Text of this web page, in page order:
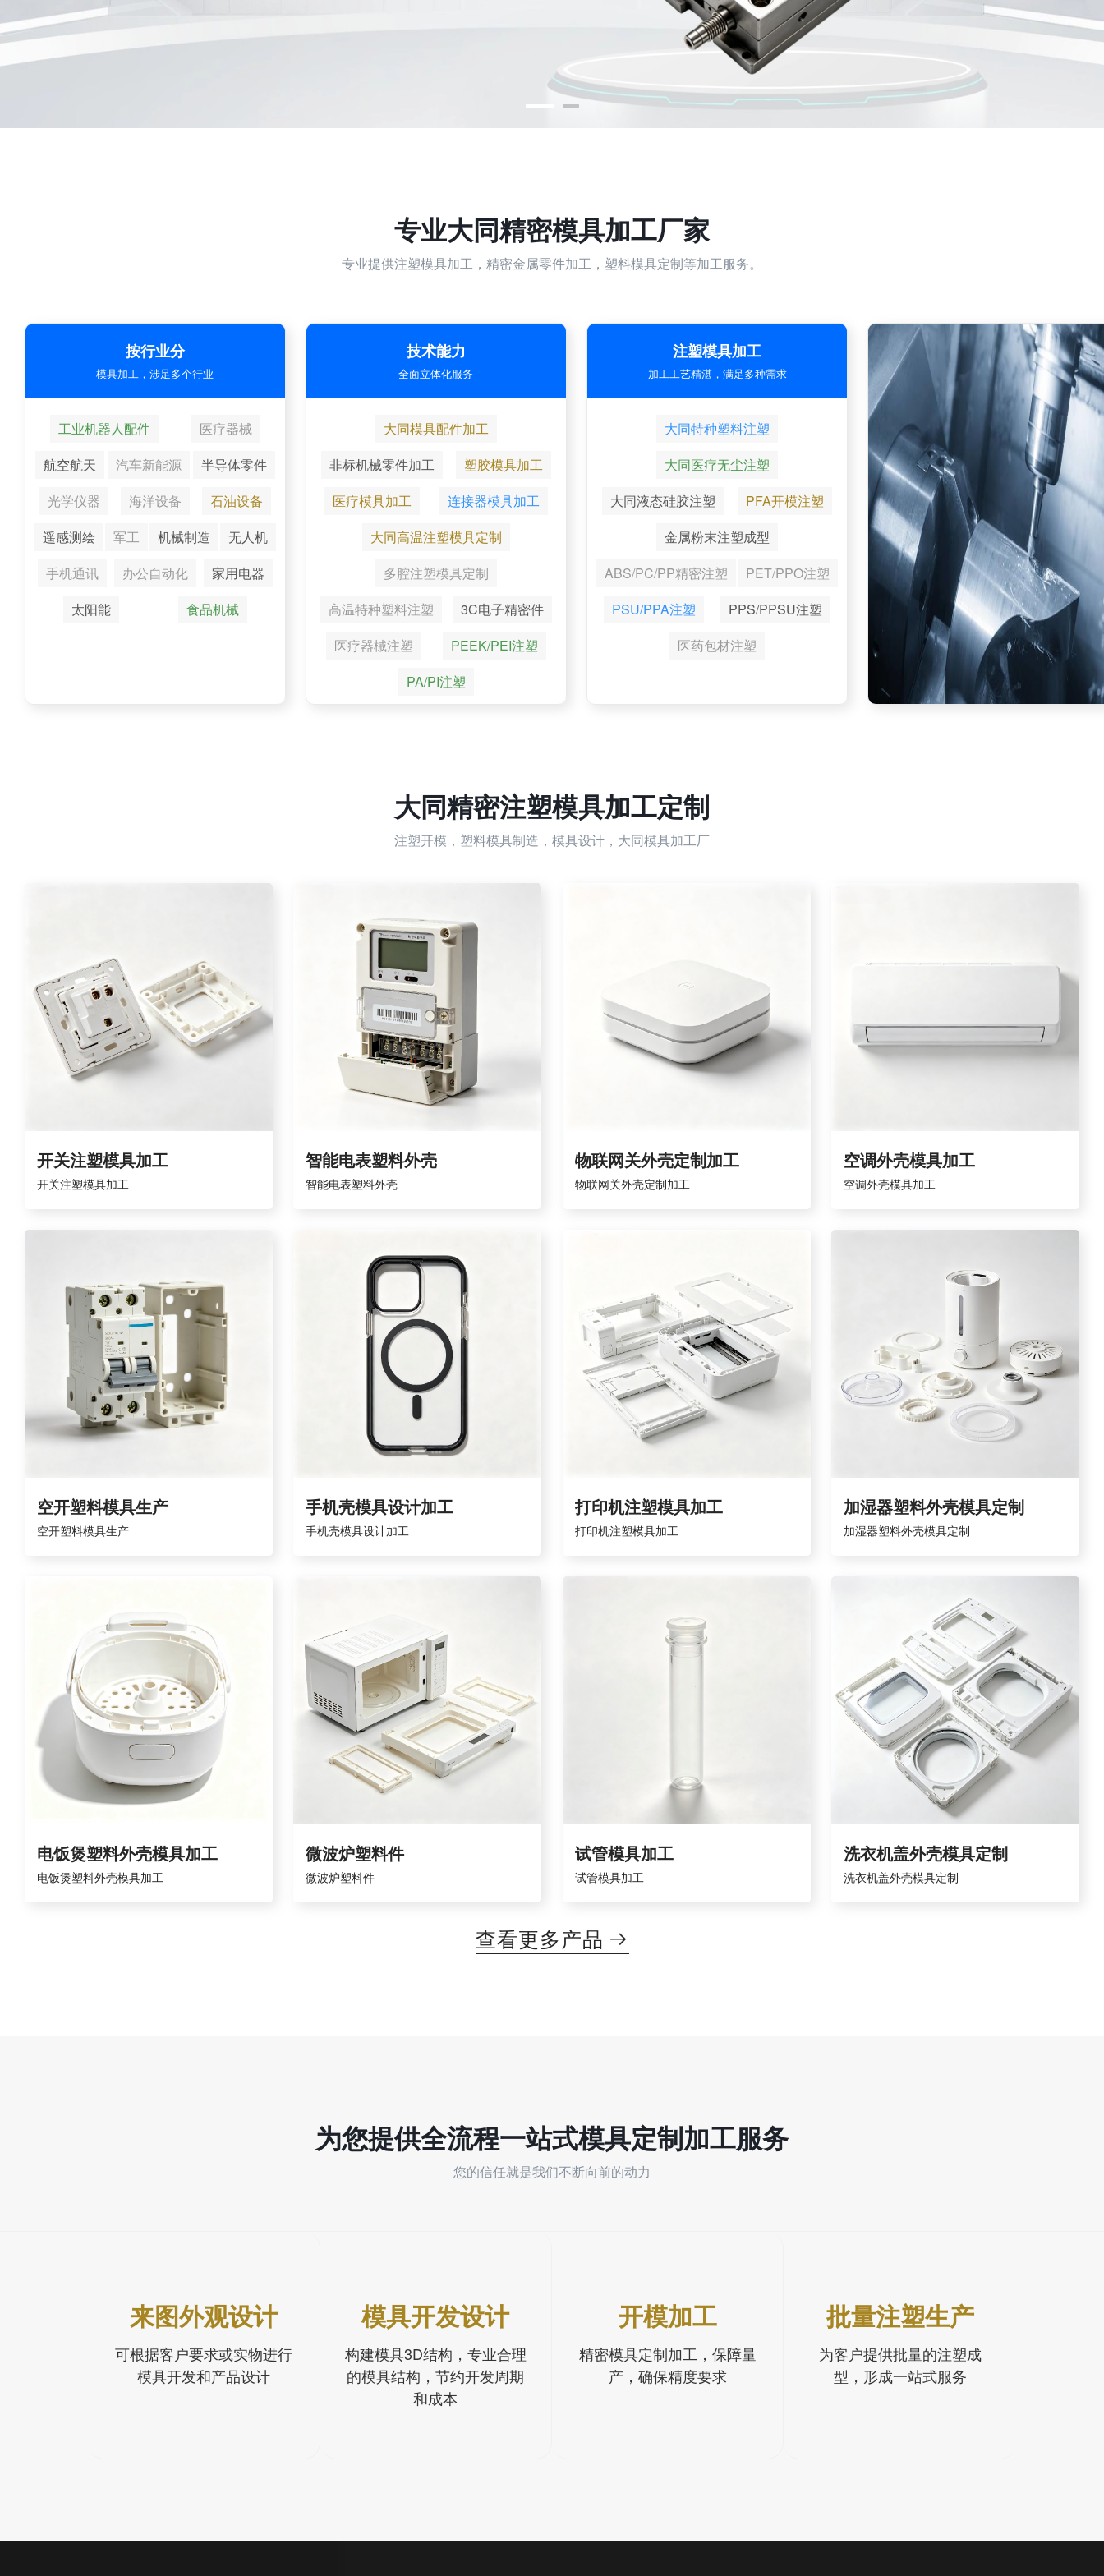
了解详情
专业大同精密模具加工厂家
专业提供注塑模具加工，精密金属零件加工，塑料模具定制等加工服务。
按行业分
模具加工，涉足多个行业
工业机器人配件
医疗器械
航空航天
汽车新能源
半导体零件
光学仪器
海洋设备
石油设备
遥感测绘
军工 机械制造
无人机
手机通讯
办公自动化
家用电器
太阳能
食品机械
技术能力
全面立体化服务
大同模具配件加工
非标机械零件加工
塑胶模具加工
医疗模具加工
连接器模具加工
大同高温注塑模具定制
多腔注塑模具定制
高温特种塑料注塑
3C电子精密件
医疗器械注塑
PEEK/PEI注塑
PA/PI注塑
注塑模具加工
加工工艺精湛，满足多种需求
大同特种塑料注塑
大同医疗无尘注塑
大同液态硅胶注塑
PFA开模注塑
金属粉末注塑成型
ABS/PC/PP精密注塑
PET/PPO注塑
PSU/PPA注塑
PPS/PPSU注塑
医药包材注塑
大同精密注塑模具加工定制
注塑开模，塑料模具制造，模具设计，大同模具加工厂
开关注塑模具加工
开关注塑模具加工
智能电表塑料外壳
智能电表塑料外壳
物联网关外壳定制加工
物联网关外壳定制加工
空调外壳模具加工
空调外壳模具加工
空开塑料模具生产
空开塑料模具生产
手机壳模具设计加工
手机壳模具设计加工
打印机注塑模具加工
打印机注塑模具加工
加湿器塑料外壳模具定制
加湿器塑料外壳模具定制
电饭煲塑料外壳模具加工
电饭煲塑料外壳模具加工
微波炉塑料件
微波炉塑料件
试管模具加工
试管模具加工
洗衣机盖外壳模具定制
洗衣机盖外壳模具定制
查看更多产品 
为您提供全流程一站式模具定制加工服务
您的信任就是我们不断向前的动力
来图外观设计
可根据客户要求或实物进行
模具开发和产品设计
模具开发设计
构建模具3D结构，专业合理
的模具结构，节约开发周期
和成本
开模加工
精密模具定制加工，保障量
产，确保精度要求
批量注塑生产
为客户提供批量的注塑成
型，形成一站式服务